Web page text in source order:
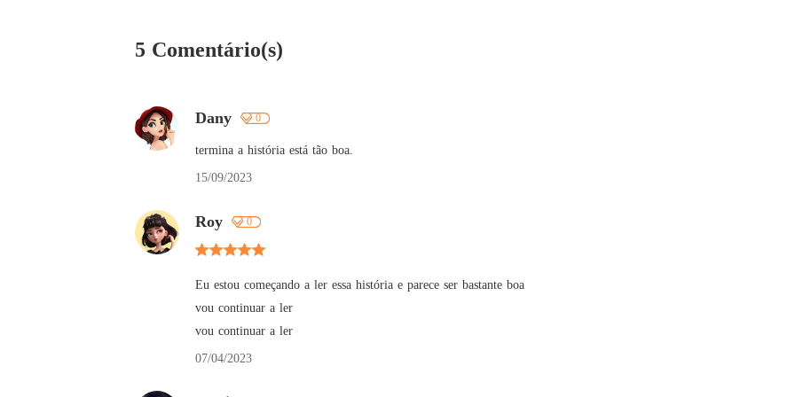
5 Comentário(s)
Dany 0
termina a história está tão boa.
15/09/2023
Roy 0
Eu estou começando a ler essa história e parece ser bastante boa
vou continuar a ler
vou continuar a ler
07/04/2023